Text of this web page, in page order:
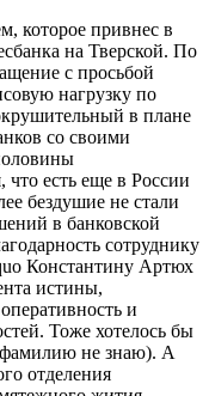
которое привнес в
на Тверской. По
с просьбой
нагрузку по
в плане
со своими
что есть еще в России
бездушие не стали
в банковской
сотруднику
Константину Артюх
истины,
и
Тоже хотелось бы
фамилию не знаю). А
отделения